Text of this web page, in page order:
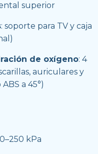
superior
: soporte para TV y caja
de oxígeno: 4
auriculares y
a 45°)
kPa